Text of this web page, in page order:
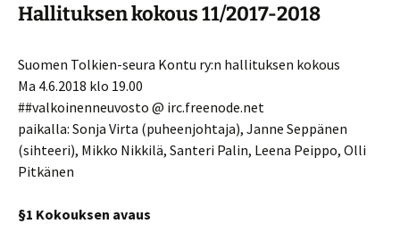
Hallituksen kokous 11/2017-2018
Suomen Tolkien-seura Kontu ry:n hallituksen kokous
Ma 4.6.2018 klo 19.00
##valkoinenneuvosto @ irc.freenode.net
paikalla: Sonja Virta (puheenjohtaja), Janne Seppänen
(sihteeri), Mikko Nikkilä, Santeri Palin, Leena Peippo, Olli
Pitkänen
§1 Kokouksen avaus